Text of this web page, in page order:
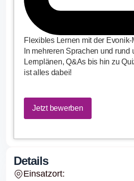
Flexibles Lernen mit der Evonik-
In mehreren Sprachen und rund
Lernplänen, Q&As bis hin zu
ist alles dabei!
Jetzt bewerben
Details
Einsatzort: